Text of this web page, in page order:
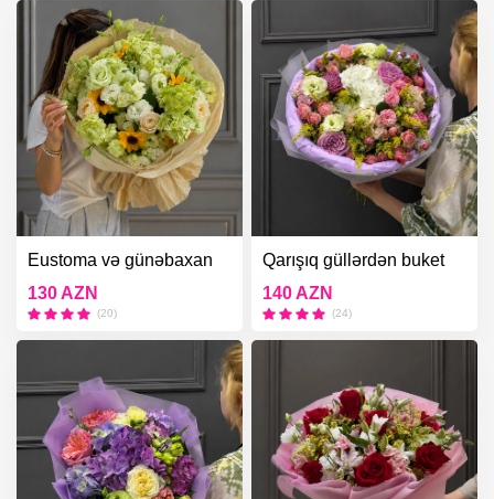
Eustoma və günəbaxan
buketi
130 AZN
(20)
Qarışıq güllərdən buket
140 AZN
(24)